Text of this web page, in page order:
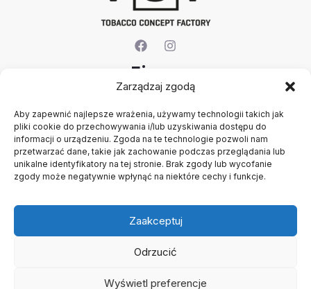
Zarządzaj zgodą
Aby zapewnić najlepsze wrażenia, używamy technologii takich jak
pliki cookie do przechowywania i/lub uzyskiwania dostępu do
informacji o urządzeniu. Zgoda na te technologie pozwoli nam
przetwarzać dane, takie jak zachowanie podczas przeglądania lub
unikalne identyfikatory na tej stronie. Brak zgody lub wycofanie
zgody może negatywnie wpłynąć na niektóre cechy i funkcje.
Zaakceptuj
Odrzucić
Wyświetl preferencje
Firma
Kontakt
Rejestracja firmy
Konto
Polityka prywatności
Regulamin
Copyright © 2026 B2B - Panel Hurtowy - TCF - Tobacco